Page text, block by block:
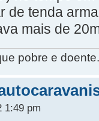
de tenda
mais de
pobre e doente.
1:49 pm